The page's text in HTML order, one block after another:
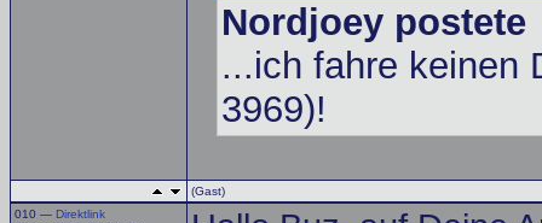
Nordjoey postete
...ich fahre keinen
3969)!
(Gast)
010 — Direktlink